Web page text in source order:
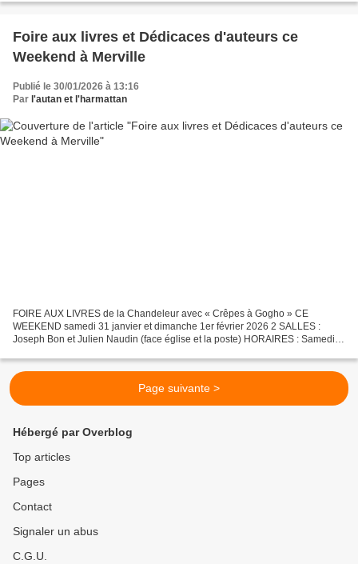
Foire aux livres et Dédicaces d'auteurs ce
Weekend à Merville
Publié le 30/01/2026 à 13:16
Par l'autan et l'harmattan
FOIRE AUX LIVRES de la Chandeleur avec « Crêpes à Gogho » CE
WEEKEND samedi 31 janvier et dimanche 1er février 2026 2 SALLES :
Joseph Bon et Julien Naudin (face église et la poste) HORAIRES : Samedi
Page suivante >
Hébergé par Overblog
Top articles
Pages
Contact
Signaler un abus
C.G.U.